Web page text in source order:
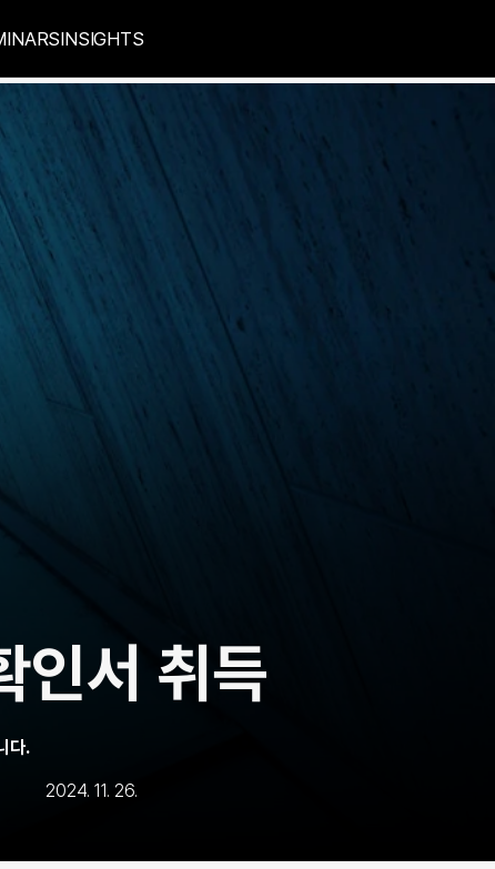
인서 취득
다.
2024. 11. 26.
INSIGHTS